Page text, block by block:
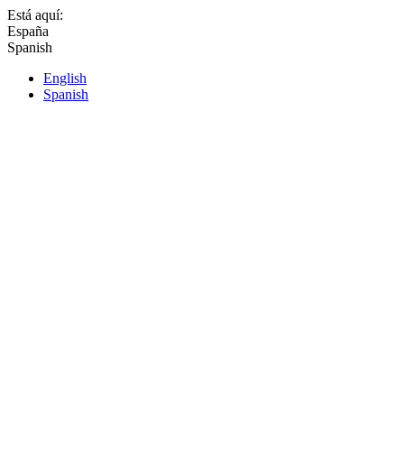
Está aquí:
España
Spanish
English
Spanish